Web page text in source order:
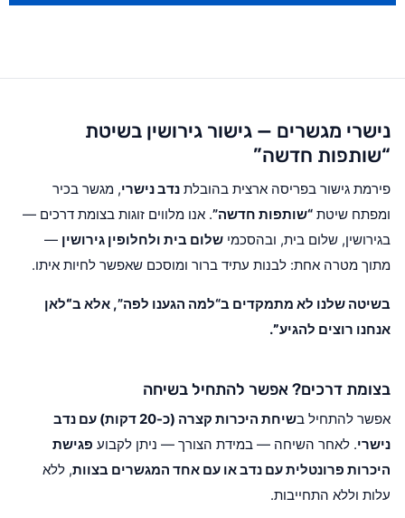
נישרי מגשרים — גישור גירושין בשיטת
“שותפות חדשה”
פירמת גישור בפריסה ארצית בהובלת נדב נישרי, מגשר בכיר
ומפתח שיטת “שותפות חדשה”. אנו מלווים זוגות בצומת דרכים —
בגירושין, שלום בית, ובהסכמי שלום בית ולחלופין גירושין —
מתוך מטרה אחת: לבנות עתיד ברור ומוסכם שאפשר לחיות איתו.
בשיטה שלנו לא מתמקדים ב“למה הגענו לפה”, אלא ב“לאן
אנחנו רוצים להגיע”.
בצומת דרכים? אפשר להתחיל בשיחה
אפשר להתחיל ב
שיחת היכרות קצרה (כ-20 דקות) עם נדב
נישרי. לאחר השיחה — במידת הצורך — ניתן לקבוע פגישת
היכרות פרונטלית עם נדב או עם אחד המגשרים בצוות, ללא
עלות וללא התחייבות.